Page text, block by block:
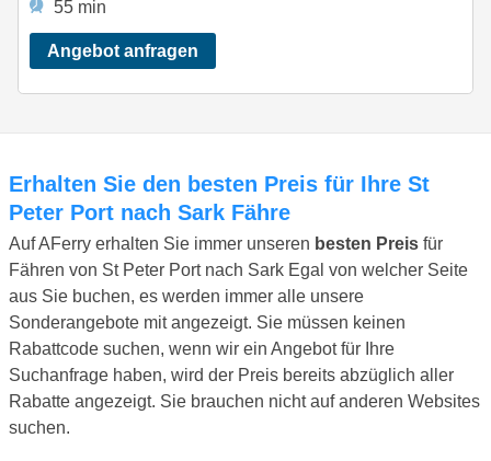
55 min
Angebot anfragen
Erhalten Sie den besten Preis für Ihre St
Peter Port nach Sark Fähre
Auf AFerry erhalten Sie immer unseren besten Preis für
Fähren von St Peter Port nach Sark Egal von welcher Seite
aus Sie buchen, es werden immer alle unsere
Sonderangebote mit angezeigt. Sie müssen keinen
Rabattcode suchen, wenn wir ein Angebot für Ihre
Suchanfrage haben, wird der Preis bereits abzüglich aller
Rabatte angezeigt. Sie brauchen nicht auf anderen Websites
suchen.